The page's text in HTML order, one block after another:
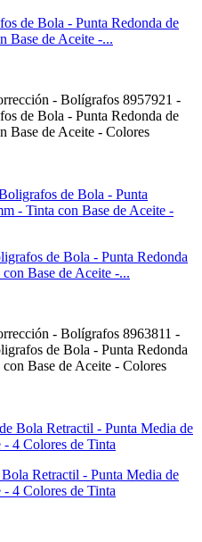
de Bola - Punta Redonda de
Base de Aceite -...
- Bolígrafos 8957921 -
de Bola - Punta Redonda de
Base de Aceite - Colores
de Bola - Punta Redonda
Base de Aceite -...
- Bolígrafos 8963811 -
de Bola - Punta Redonda
Base de Aceite - Colores
Retractil - Punta Media de
4 Colores de Tinta